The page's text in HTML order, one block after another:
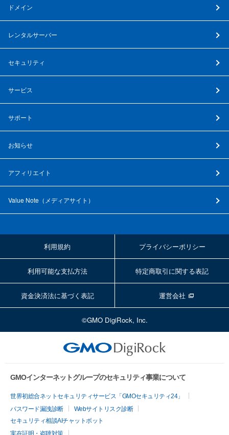
ドメイン
レンタルサーバー
セキュリティ
サービス
サポート
お知らせ
アフィリエイト
Value Note（ メディアサイト ）
利用規約 プライバシーポリシー
利用可能な支払方法 特定商取引に関する表記
資金決済法に基づく表記 運営会社
©GMO DigiRock, Inc.
GMOインターネットグループのセキュリティ事業について
世界初総合ネットセキュリティサービス「GMOセキュリティ24」
パスワード漏洩診断
Webサイトリスク診断
セキュリティ相談AIチャットボット
実在証明・盗聴対策